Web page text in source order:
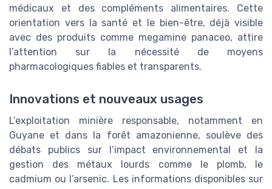
médicaux et des compléments alimentaires. Cette
orientation vers la santé et le bien-être, déjà visible
avec des produits comme megamine panaceo, attire
l’attention sur la nécessité de moyens
pharmacologiques fiables et transparents.
Innovations et nouveaux usages
L’exploitation minière responsable, notamment en
Guyane et dans la forêt amazonienne, soulève des
débats publics sur l’impact environnemental et la
gestion des métaux lourds comme le plomb, le
cadmium ou l’arsenic. Les informations disponibles sur